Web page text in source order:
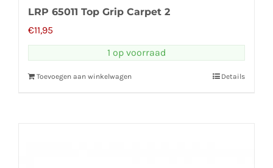
LRP 65011 Top Grip Carpet 2
€11,95
1 op voorraad
Toevoegen aan winkelwagen Details